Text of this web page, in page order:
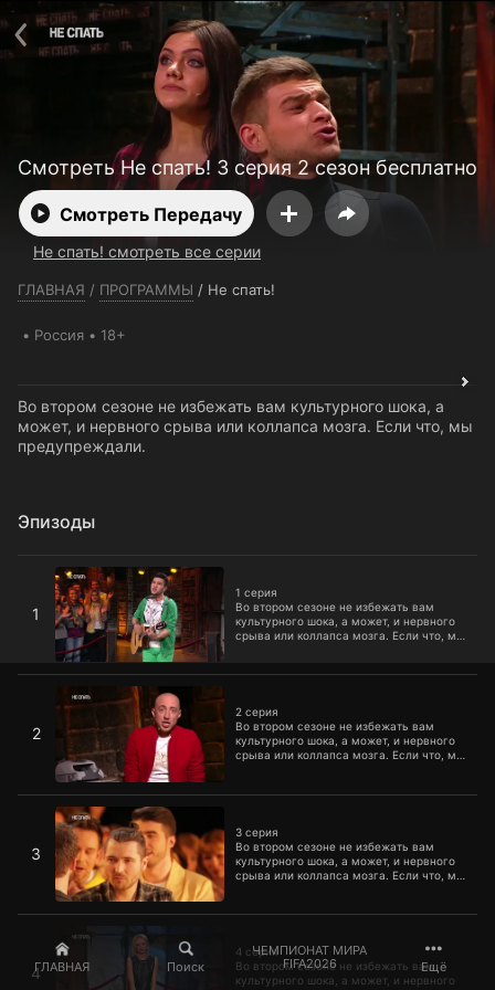
ГЛАВНАЯ Поиск
ЧЕМПИОНАТ МИРА
FIFA2026
Ещё
Смотреть Не спать! 3 серия 2 сезон бесплатно
Смотреть Передачу
Не спать! смотреть все серии
ГЛАВНАЯ / ПРОГРАММЫ / Не спать!
Россия 18+
Во втором сезоне не избежать вам культурного шока, а
может, и нервного срыва или коллапса мозга. Если что, мы
предупреждали.
Эпизоды
1
1 серия
Во втором сезоне не избежать вам
культурного шока, а может, и нервного
срыва или коллапса мозга. Если что, мы
1 серия
2
2 серия
Во втором сезоне не избежать вам
культурного шока, а может, и нервного
срыва или коллапса мозга. Если что, мы
3
3 серия
Во втором сезоне не избежать вам
культурного шока, а может, и нервного
срыва или коллапса мозга. Если что, мы
3 серия
4
4 серия
Во втором сезоне не избежать вам
культурного шока, а может, и нервного
Телефон поддержки: +7 (727) 323 10 92
Пользовательское соглашение
Политика конфиденциальности
Открыть приложение